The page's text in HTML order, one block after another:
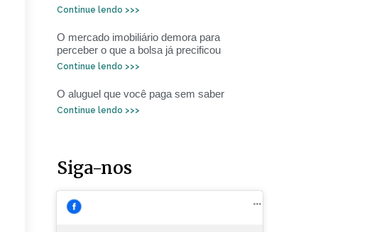
Continue lendo >>>
O mercado imobiliário demora para
perceber o que a bolsa já precificou
Continue lendo >>>
O aluguel que você paga sem saber
Continue lendo >>>
Siga-nos